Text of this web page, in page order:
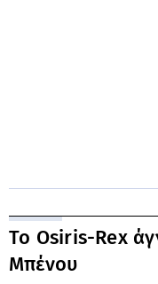
Το Osiris-Rex
Μπένου